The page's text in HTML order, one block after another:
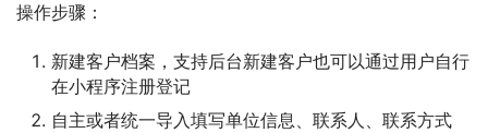
操作步骤：
新建客户档案，支持后台新建客户也可以通过用户自行
在小程序注册登记
自主或者统一导入填写单位信息、联系人、联系方式